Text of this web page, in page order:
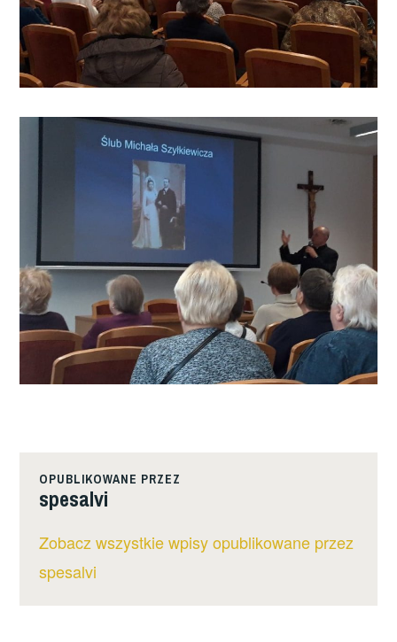
OPUBLIKOWANE PRZEZ
spesalvi
Zobacz wszystkie wpisy opublikowane przez
spesalvi